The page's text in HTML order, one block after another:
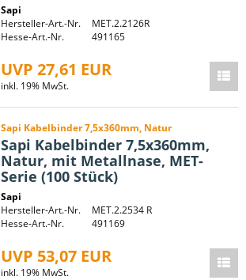
Sapi
Hersteller-Art.-Nr.
MET.2.2126R
Hesse-Art.-Nr.
491165
UVP 27,61 EUR
inkl. 19% MwSt.
Sapi Kabelbinder 7,5x360mm, Natur
Sapi Kabelbinder 7,5x360mm,
Natur, mit Metallnase, MET-
Serie (100 Stück)
Sapi
Hersteller-Art.-Nr.
MET.2.2534 R
Hesse-Art.-Nr.
491169
UVP 53,07 EUR
inkl. 19% MwSt.